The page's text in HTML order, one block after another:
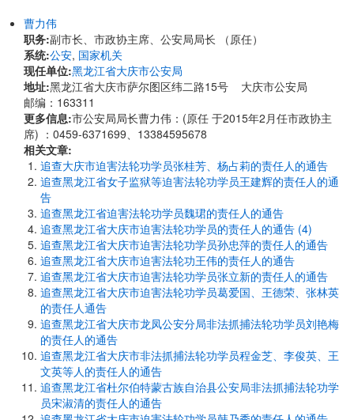
曹力伟
职务:副市长、市政协主席、公安局局长 （原任）
系统:公安, 国家机关
现任单位:黑龙江省大庆市公安局
地址:黑龙江省大庆市萨尔图区纬二路15号 大庆市公安局
邮编：163311
更多信息:市公安局局长曹力伟：(原任 于2015年2月任市政协主
席) ：0459-6371699、13384595678
相关文章:
追查大庆市迫害法轮功学员张桂芳、杨占莉的责任人的通告
追查黑龙江省女子监狱等迫害法轮功学员王建辉的责任人的通
告
追查黑龙江省迫害法轮功学员魏珺的责任人的通告
追查黑龙江省大庆市迫害法轮功学员的责任人的通告 (4)
追查黑龙江省大庆市迫害法轮功学员孙忠萍的责任人的通告
追查黑龙江省大庆市迫害法轮功王伟的责任人的通告
追查黑龙江省大庆市迫害法轮功学员张立新的责任人的通告
追查黑龙江省大庆市迫害法轮功学员葛爱国、王德荣、张林英
的责任人通告
追查黑龙江省大庆市龙凤公安分局非法抓捕法轮功学员刘艳梅
的责任人的通告
追查黑龙江省大庆市非法抓捕法轮功学员程金芝、李俊英、王
文英等人的责任人的通告
追查黑龙江省杜尔伯特蒙古族自治县公安局非法抓捕法轮功学
员宋淑清的责任人的通告